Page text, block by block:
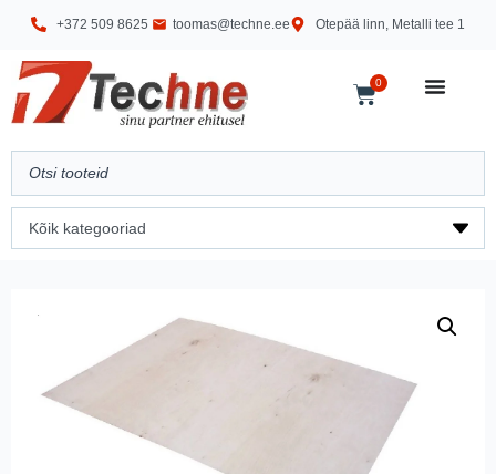
+372 509 8625 toomas@techne.ee Otepää linn, Metalli tee 1
0